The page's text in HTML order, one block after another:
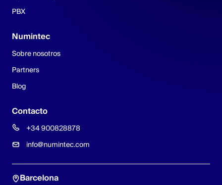
PBX
Numintec
Sobre nosotros
Partners
Blog
Contacto
+34 900828878
info@numintec.com
Barcelona